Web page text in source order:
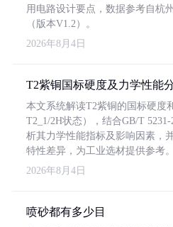
用电路设计要点，数据参考自杭
（版本V1.2）。
2026年8月4日
T2紫铜国标硬度及力学性能
本文系统解读T2紫铜的国标硬度
T2_1/2H状态），结合GB/T
析其力学性能指标及影响因素，
特性差异，为工业选材提供参考。
2026年8月4日
喷砂都有多少目